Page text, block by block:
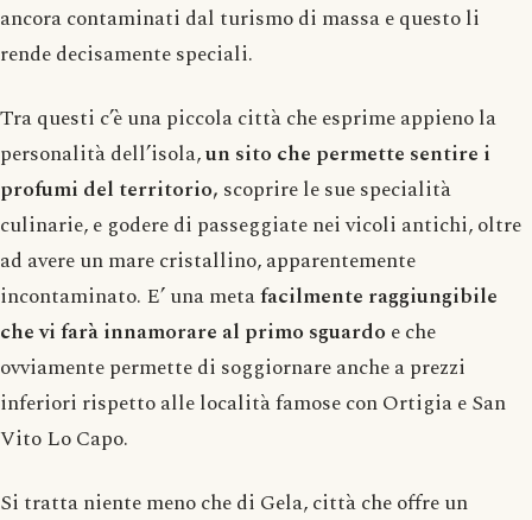
ancora contaminati dal turismo di massa e questo li
rende decisamente speciali.
Tra questi c’è una piccola città che esprime appieno la
personalità dell’isola,un sito che permette sentire i
profumi del territorio, scoprire le sue specialità
culinarie, e godere di passeggiate nei vicoli antichi, oltre
ad avere un mare cristallino, apparentemente
incontaminato. E’ una metafacilmente raggiungibile
che vi farà innamorare al primo sguardo e che
ovviamente permette di soggiornare anche a prezzi
inferiori rispetto alle località famose con Ortigia e San
Vito Lo Capo.
Si tratta niente meno che di Gela, città che offre un